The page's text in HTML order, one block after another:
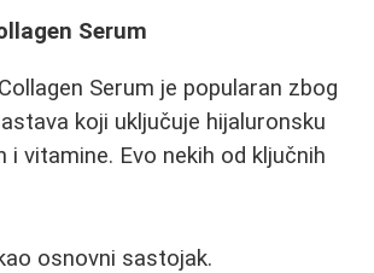
Serum
Serum je popularan zbog
koji uključuje hijaluronsku
i vitamine. Evo nekih od ključnih
osnovni sastojak.